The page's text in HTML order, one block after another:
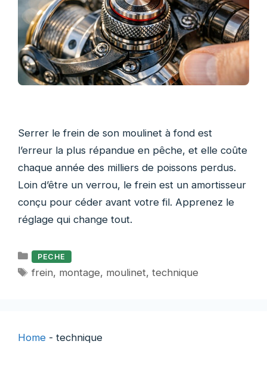
Serrer le frein de son moulinet à fond est
l’erreur la plus répandue en pêche, et elle coûte
chaque année des milliers de poissons perdus.
Loin d’être un verrou, le frein est un amortisseur
conçu pour céder avant votre fil. Apprenez le
réglage qui change tout.
Catégories
PECHE
Étiquettes
frein, montage, moulinet,technique
Home - technique